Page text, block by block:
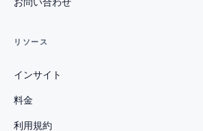
リソース
インサイト
料金
利用規約